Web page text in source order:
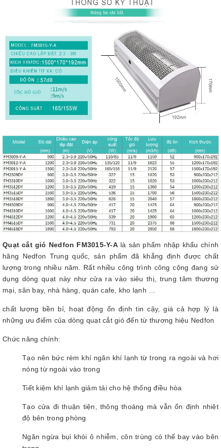
Quạt cắt gió Nedfon FM3015-Y-Alà sản phẩm nhập khẩu chính
hãng Nedfon Trung quốc, sản phẩm đã khẳng định được chất
lượng trong nhiều năm. Rất nhiều công trình công cộng đang sử
dụng dòng quạt này như cửa ra vào siêu thị, trung tâm thương
mại, sân bay, nhà hàng, quán cafe, kho lạnh …
chất lượng bền bỉ, hoạt động ổn định tin cậy, giá cả hợp lý là
những ưu điểm của dòng quạt cắt gió đến từ thương hiệu Nedfon
Chức năng chính:
Tạo nên bức rèm khí ngăn khí lạnh từ trong ra ngoài và hơi
nóng từ ngoài vào trong
Tiết kiệm khí lạnh giảm tải cho hệ thống điều hòa
Tạo cửa đi thuận tiện, thông thoáng mà vẫn ổn định nhiệt
độ bên trong phòng
Ngăn ngừa bụi khói ô nhiễm, côn trùng có thể bay vào bên